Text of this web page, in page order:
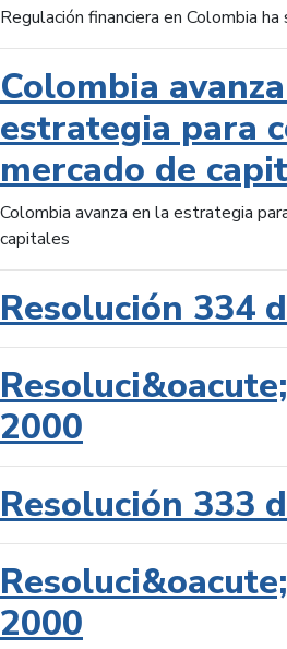
Regulación financiera en Colombia
Colombia
estrategia para
mercado de
Colombia avanza en la estrategia
capitales
Resolución 334
2000
Resolución 333
2000